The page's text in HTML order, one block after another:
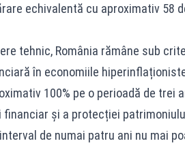
echivalentă cu aproximativ 58
tehnic, România rămâne sub
în economiile
100% pe o perioadă de trei
și a protecției
de numai patru ani nu mai